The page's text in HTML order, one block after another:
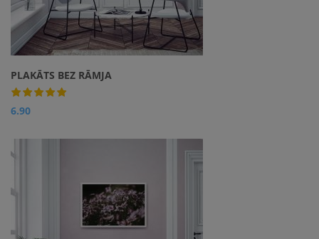
Izcel savu istabu vai biroju
ar oriģinālu, augstas
sienām skumt tukšām!
PLAKĀTS BEZ RĀMJA
6.90